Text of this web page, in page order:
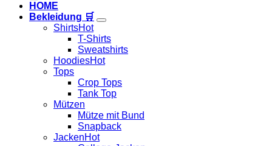
HOME
Bekleidung 🛒
Shirts
T-Shirts
Sweatshirts
Hoodies
Tops
Crop Tops
Tank Top
Mützen
Mütze mit Bund
Snapback
Jacken